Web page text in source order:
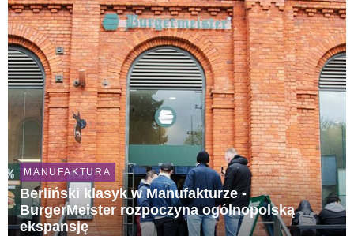
MANUFAKTURA
Berliński klasyk w Manufakturze -
BurgerMeister rozpoczyna ogólnopolską
ekspansję